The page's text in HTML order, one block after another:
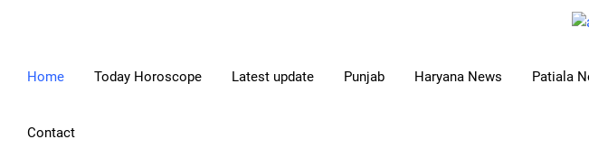
Home Today Horoscope Latest update Punjab Haryana News Patiala
Contact